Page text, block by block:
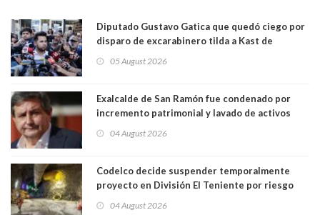
Diputado Gustavo Gatica que quedó ciego por
disparo de excarabinero tilda a Kast de
absolución del exuniformado. Presidente DC
05 August 2026
Exalcalde de San Ramón fue condenado por
incremento patrimonial y lavado de activos
04 August 2026
Codelco decide suspender temporalmente
proyecto en División El Teniente por riesgo
04 August 2026